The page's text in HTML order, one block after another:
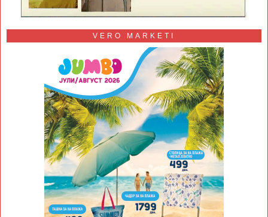
VERO MARKETI